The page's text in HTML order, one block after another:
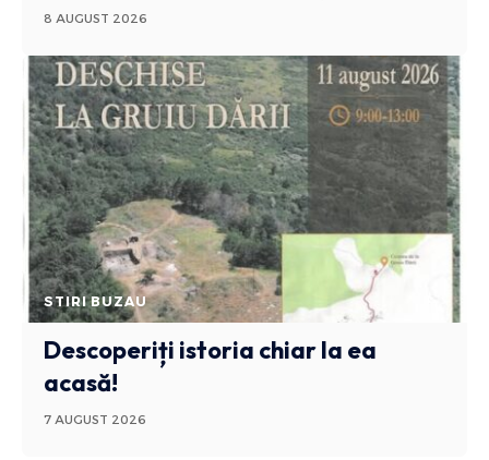
8 AUGUST 2026
STIRI BUZAU
Descoperiți istoria chiar la ea
acasă!
7 AUGUST 2026